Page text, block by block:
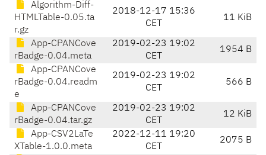
Algorithm-Diff-
HTMLTable-0.05.ta
r.gz
2018-12-17 15:36
CET
11 KiB
App-CPANCove
rBadge-0.04.meta
2019-02-23 19:02
CET
1954 B
App-CPANCove
rBadge-0.04.readm
e
2019-02-23 19:02
CET
566 B
App-CPANCove
rBadge-0.04.tar.gz
2019-02-23 19:02
CET
12 KiB
App-CSV2LaTe
XTable-1.0.0.meta
2022-12-11 19:20
CET
2075 B